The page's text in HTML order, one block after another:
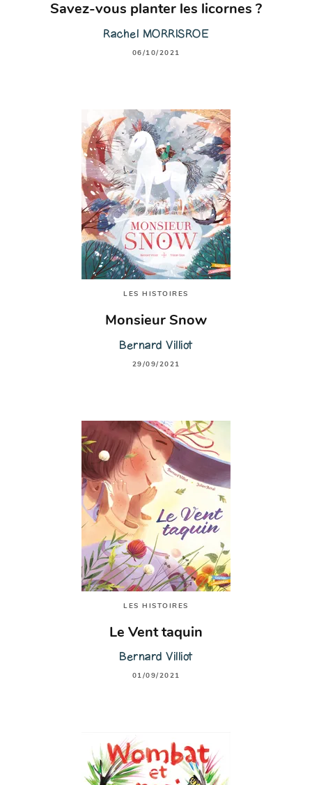
Savez-vous planter les licornes ?
Rachel MORRISROE
06/10/2021
LES HISTOIRES
Monsieur Snow
Bernard Villiot
29/09/2021
LES HISTOIRES
Le Vent taquin
Bernard Villiot
01/09/2021